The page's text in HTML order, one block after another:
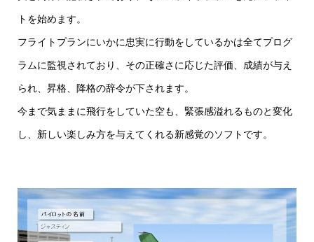
トを始めます。
フライトプランにいかに忠実に行動をしているかは全てプログ
ラムに監視されており、その正確さに応じた評価、成績が与え
られ、昇格、降格の辞令が下されます。
今まで気ままに飛行をしていた空も、緊張感溢れるものと変化
し、新しい楽しみ方を与えてくれる新感覚のソフトです。